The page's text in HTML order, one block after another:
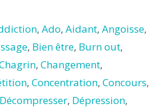
,Ado,Aidant,Angoisse,
, Bien être, Burn out,
, Changement,
, Concentration, Concours,
Décompresser, Dépression,